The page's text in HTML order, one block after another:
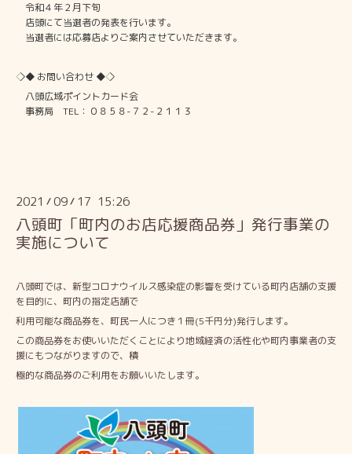
令和４年２月下旬
店頭にて当選者の発表を行います。
当選者には応募店よりご案内させていただきます。
◇◆ お問い合わせ ◆◇
八頭広域ポイントカード会
事務局 TEL：０８５８-７２-２１１３
2021 /09/ 17 15:26
八頭町「町内のお店応援商品券」発行事業の
実施について
八頭町では、新型コロナウイルス感染症の影響を受けている町内店舗の支援
を目的に、町内の指定店舗で
利用可能な商品券を、町民一人につき１冊(5千円分)発行します。
この商品券をお使いいただくことにより地域経済の活性化や町内事業者の支
援にもつながりますので、積
極的な商品券のご利用をお願いいたします。